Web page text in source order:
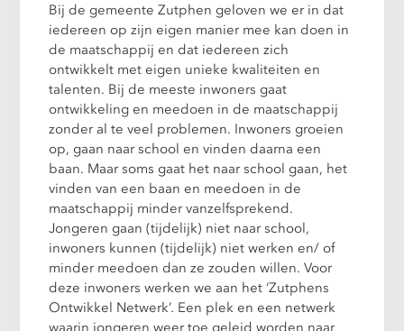
Bij de gemeente Zutphen geloven we er in dat
iedereen op zijn eigen manier mee kan doen in
de maatschappij en dat iedereen zich
ontwikkelt met eigen unieke kwaliteiten en
talenten. Bij de meeste inwoners gaat
ontwikkeling en meedoen in de maatschappij
zonder al te veel problemen. Inwoners groeien
op, gaan naar school en vinden daarna een
baan. Maar soms gaat het naar school gaan, het
vinden van een baan en meedoen in de
maatschappij minder vanzelfsprekend.
Jongeren gaan (tijdelijk) niet naar school,
inwoners kunnen (tijdelijk) niet werken en/ of
minder meedoen dan ze zouden willen. Voor
deze inwoners werken we aan het ‘Zutphens
Ontwikkel Netwerk’. Een plek en een netwerk